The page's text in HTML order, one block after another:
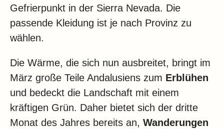
Gefrierpunkt in der Sierra Nevada. Die
passende Kleidung ist je nach Provinz zu
wählen.
Die Wärme, die sich nun ausbreitet, bringt im
März große Teile Andalusiens zum Erblühen
und bedeckt die Landschaft mit einem
kräftigen Grün. Daher bietet sich der dritte
Monat des Jahres bereits an, Wanderungen